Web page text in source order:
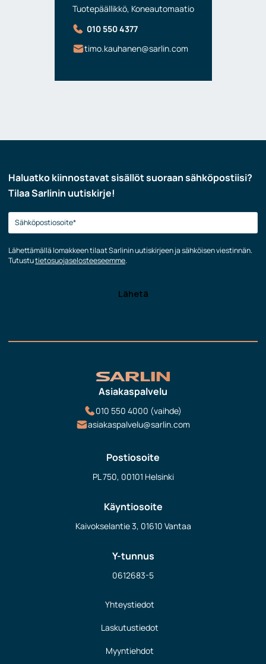
Tuotepäällikkö, Koneautomaatio
010 550 4377
timo.kauhanen@sarlin.com
Haluatko kiinnostavat sisällöt suoraan sähköpostiisi?
Tilaa Sarlinin uutiskirje!
Lähettämällä lomakkeen tilaat Sarlinin uutiskirjeen ja sähköisen viestinnän.
Tutustutietosuojaselosteeseemme.
Asiakaspalvelu
010 550 4000 (vaihde)
asiakaspalvelu@sarlin.com
Postiosoite
PL 750, 00101 Helsinki
Käyntiosoite
Kaivokselantie 3, 01610 Vantaa
Y-tunnus
0612683-5
Yhteystiedot
Laskutustiedot
Myyntiehdot